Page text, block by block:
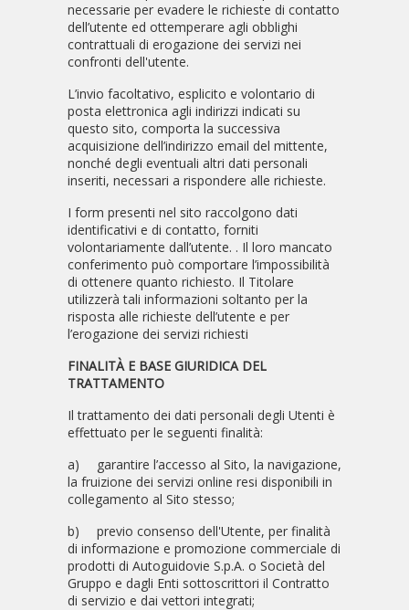
necessarie per evadere le richieste di contatto
dell’utente ed ottemperare agli obblighi
contrattuali di erogazione dei servizi nei
confronti dell'utente.
L’invio facoltativo, esplicito e volontario di
posta elettronica agli indirizzi indicati su
questo sito, comporta la successiva
acquisizione dell’indirizzo email del mittente,
nonché degli eventuali altri dati personali
inseriti, necessari a rispondere alle richieste.
I form presenti nel sito raccolgono dati
identificativi e di contatto, forniti
volontariamente dall’utente. . Il loro mancato
conferimento può comportare l’impossibilità
di ottenere quanto richiesto. Il Titolare
utilizzerà tali informazioni soltanto per la
risposta alle richieste dell’utente e per
l’erogazione dei servizi richiesti
FINALITÀ E BASE GIURIDICA DEL
TRATTAMENTO
Il trattamento dei dati personali degli Utenti è
effettuato per le seguenti finalità:
a)
garantire l’accesso al Sito, la navigazione,
la fruizione dei servizi online resi disponibili in
collegamento al Sito stesso;
b)
previo consenso dell'Utente, per finalità
di informazione e promozione commerciale di
prodotti di Autoguidovie S.p.A. o Società del
Gruppo e dagli Enti sottoscrittori il Contratto
di servizio e dai vettori integrati;